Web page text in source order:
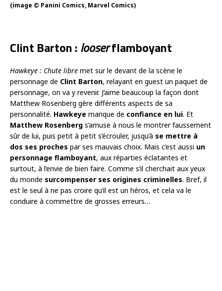
(image © Panini Comics, Marvel Comics)
Clint Barton :looserflamboyant
Hawkeye : Chute libre met sur le devant de la scène le
personnage de Clint Barton, relayant en guest un paquet de
personnage, on va y revenir. J’aime beaucoup la façon dont
Matthew Rosenberg gère différents aspects de sa
personnalité. Hawkeye manque de confiance en lui. Et
Matthew Rosenberg s’amuse à nous le montrer faussement
sûr de lui, puis petit à petit s’écrouler, jusqu’à se mettre à
dos ses proches par ses mauvais choix. Mais c’est aussi un
personnage flamboyant, aux réparties éclatantes et
surtout, à l’envie de bien faire. Comme s’il cherchait aux yeux
du monde surcompenser ses origines criminelles. Bref, il
est le seul à ne pas croire qu’il est un héros, et cela va le
conduire à commettre de grosses erreurs…